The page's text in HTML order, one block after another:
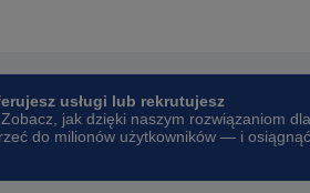
usługi lub rekrutujesz
Zobacz, jak dzięki naszym rozwiązaniom dla
do milionów użytkowników — i osiągnąć